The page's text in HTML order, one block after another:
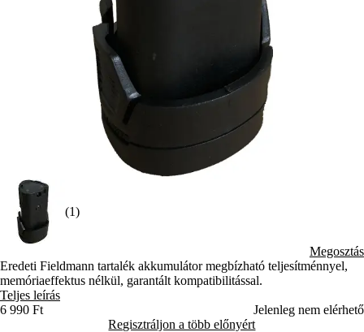
(1)
Megosztás
Eredeti Fieldmann tartalék akkumulátor megbízható teljesítménnyel,
memóriaeffektus nélkül, garantált kompatibilitással.
Teljes leírás
6 990 Ft
Jelenleg nem elérhető
Regisztráljon a több előnyért